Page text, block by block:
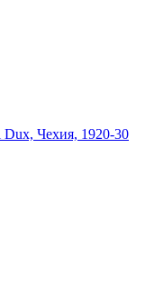
Dux, Чехия, 1920-30